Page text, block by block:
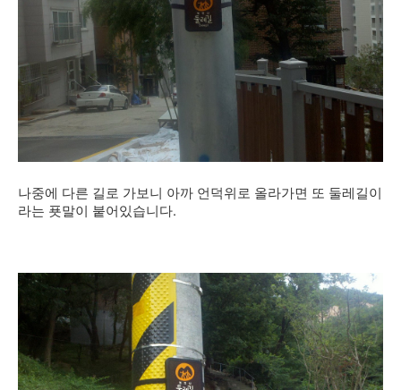
나중에 다른 길로 가보니 아까 언덕위로 올라가면 또 둘레길이
라는 푯말이 붙어있습니다.